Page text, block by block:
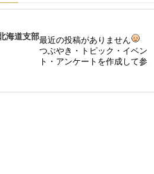
道支部最近の投稿がありません
つぶやき・トピック・イベン
ト・アンケートを作成して参